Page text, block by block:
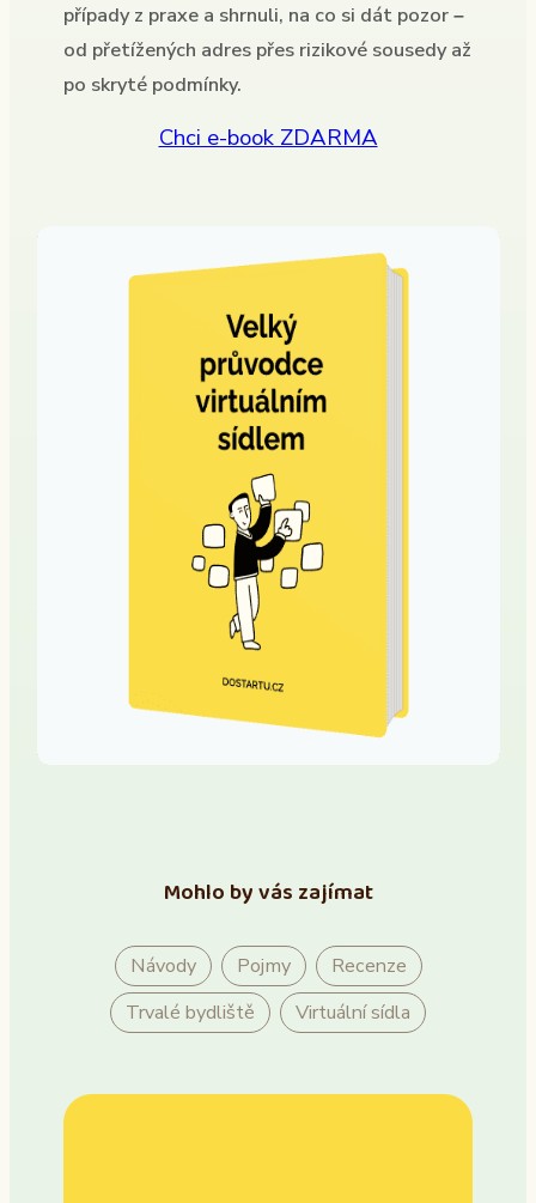
případy z praxe a shrnuli, na co si dát pozor –
od přetížených adres přes rizikové sousedy až
po skryté podmínky.
Chci e-book ZDARMA
Mohlo by vás zajímat
Návody Pojmy
Recenze
Trvalé bydliště
Virtuální sídla